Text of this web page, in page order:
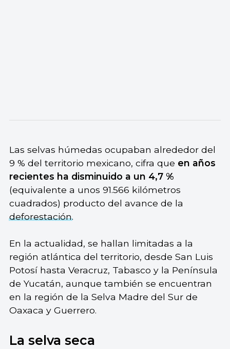
Las selvas húmedas ocupaban alrededor del
9 % del territorio mexicano, cifra que en años
recientes ha disminuido a un 4,7 %
(equivalente a unos 91.566 kilómetros
cuadrados) producto del avance de la
deforestación.
En la actualidad, se hallan limitadas a la
región atlántica del territorio, desde San Luis
Potosí hasta Veracruz, Tabasco y la Península
de Yucatán, aunque también se encuentran
en la región de la Selva Madre del Sur de
Oaxaca y Guerrero.
La selva seca